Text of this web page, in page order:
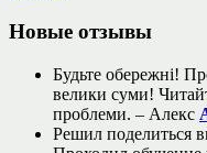
Новые отзывы
Будьте обережні!
велики суми!
проблеми. – Алекс
Решил поделиться